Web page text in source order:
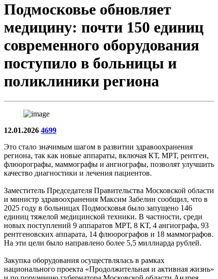
Подмосковье обновляет
медицину: почти 150 единиц
современного оборудования
поступило в больницы и
поликлиники региона
12.01.2026 4699
Это стало значимым шагом в развитии здравоохранения
региона, так как новые аппараты, включая КТ, МРТ, рентген,
флюорографы, маммографы и ангиографы, позволят улучшить
качество диагностики и лечения пациентов.
Заместитель Председателя Правительства Московской области
и министр здравоохранения Максим Забелин сообщил, что в
2025 году в больницах Подмосковья было запущено 146
единиц тяжелой медицинской техники. В частности, среди
новых поступлений 9 аппаратов МРТ, 8 КТ, 4 ангиографа, 93
рентгеновских аппарата, 14 флюорографов и 18 маммографов.
На эти цели было направлено более 5,5 миллиарда рублей.
Закупка оборудования осуществлялась в рамках
национального проекта «Продолжительная и активная жизнь»